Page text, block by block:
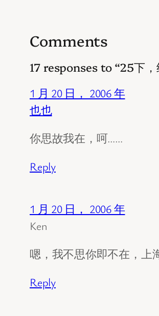
Comments
17 responses to “25下
1 月 20 日， 2006 年
也也
你思故我在，呵……
Reply
1 月 20 日， 2006 年
Ken
嗯，我不思你即不在，上
Reply